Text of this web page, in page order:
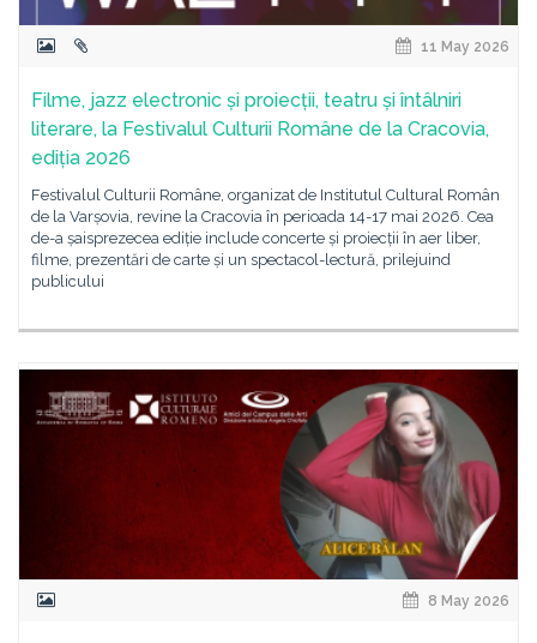
11 May 2026
Filme, jazz electronic și proiecții, teatru și întâlniri
literare, la Festivalul Culturii Române de la Cracovia,
ediția 2026
Festivalul Culturii Române, organizat de Institutul Cultural Român
de la Varșovia, revine la Cracovia în perioada 14-17 mai 2026. Cea
de-a șaisprezecea ediție include concerte și proiecții în aer liber,
filme, prezentări de carte și un spectacol-lectură, prilejuind
publicului
8 May 2026